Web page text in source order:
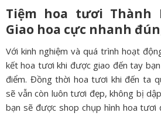
Tiệm hoa tươi Thành
Giao hoa cực nhanh
Với kinh nghiệm và quá trình hoạt
kết hoa tươi khi được giao đến tay
điểm. Đồng thời hoa tươi khi đến ta
sẽ vẫn còn luôn tươi đẹp, không bị
bạn sẽ được shop chụp hình hoa tươi